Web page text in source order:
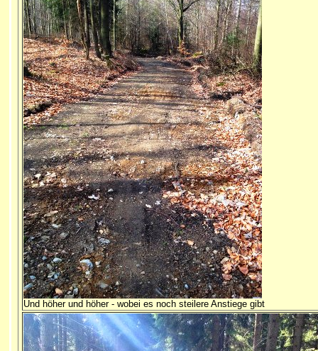
Und höher und höher - wobei es noch steilere Anstiege gibt